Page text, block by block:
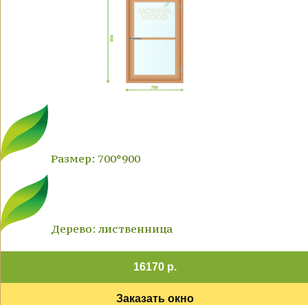
Размер: 700*900
Дерево: лиственница
16170 р.
Заказать окно